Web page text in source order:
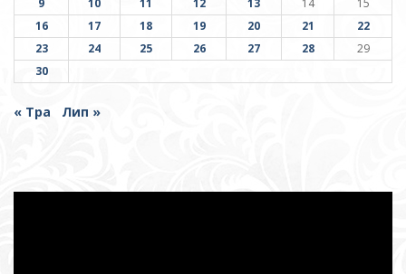
16
17 18 19 20 21
22
23
24 25 26 27 28
29
30
« Тра Лип »